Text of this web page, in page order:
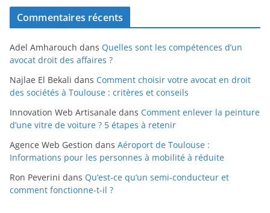
x
Commentaires récents
Adel Amharouch dans Quelles sont les compétences d’un
avocat droit des affaires ?
Najlae El Bekali dans Comment choisir votre avocat en droit
des sociétés à Toulouse : critères et conseils
Innovation Web Artisanale dans Comment enlever la peinture
d’une vitre de voiture ? 5 étapes à retenir
Agence Web Gestion dans Aéroport de Toulouse :
Informations pour les personnes à mobilité à réduite
Ron Peverini dans Qu’est-ce qu’un semi-conducteur et
comment fonctionne-t-il ?